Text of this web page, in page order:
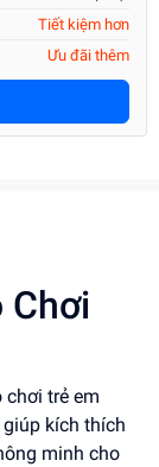
Tiết kiệm hơn
Ưu đãi thêm
Chơi
trẻ em
kích thích
minh cho